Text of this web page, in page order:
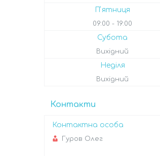
Пʼятниця
09:00 19:00
Субота
Вихідний
Неділя
Вихідний
Контакти
Гуров Олег